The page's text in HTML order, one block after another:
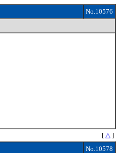
No.10576
[ △ ]
No.10578